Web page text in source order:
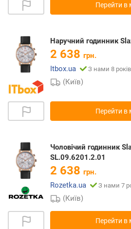
Перейти в
Наручний годинник
2 638 грн.
Itbox.ua
З нами 8 років
(Київ)
Перейти в
Чоловічий годинник
SL.09.6201.2.01
2 638 грн.
Rozetka.ua
З нами 7
(Київ)
Перейти в